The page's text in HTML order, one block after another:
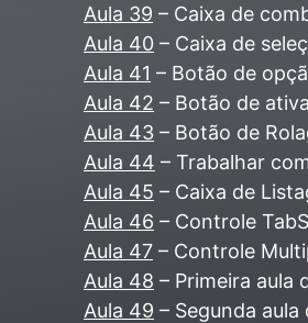
Aula 39 – Caixa de
Aula 40 – Caixa de
Aula 41 – Botão de
Aula 42 – Botão de
Aula 43 – Botão de
Aula 44 – Trabalhar
Aula 45 – Caixa de
Aula 46 – Controle
Aula 47 – Controle
Aula 48 – Primeira aula
Aula 49 – Segunda